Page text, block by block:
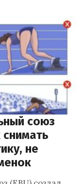
союз
снимать
не